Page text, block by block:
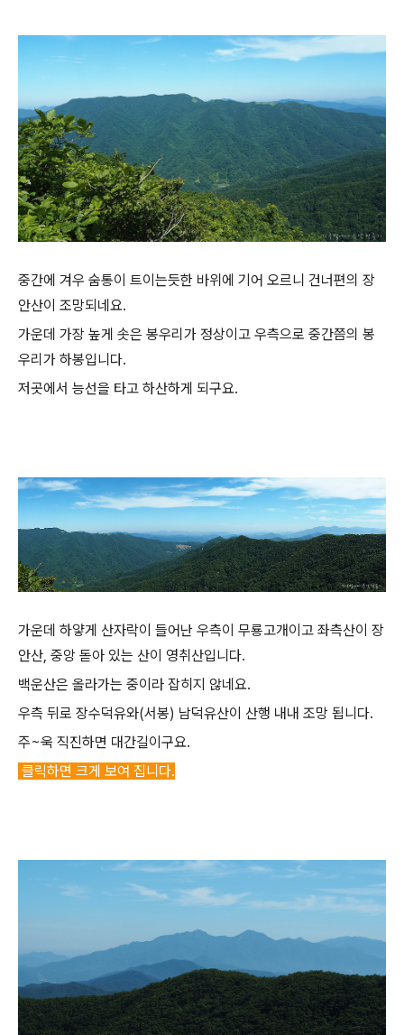
중간에 겨우 숨통이 트이는듯한 바위에 기어 오르니 건너편의 장
안산이 조망되네요.
가운데 가장 높게 솟은 봉우리가 정상이고 우측으로 중간쯤의 봉
우리가 하봉입니다.
저곳에서 능선을 타고 하산하게 되구요.
가운데 하얗게 산자락이 들어난 우측이 무룡고개이고 좌측산이 장
안산, 중앙 돋아 있는 산이 영취산입니다.
백운산은 올라가는 중이라 잡히지 않네요.
우측 뒤로 장수덕유와(서봉) 남덕유산이 산행 내내 조망 됩니다.
주~욱 직진하면 대간길이구요.
클릭하면 크게 보여 집니다.